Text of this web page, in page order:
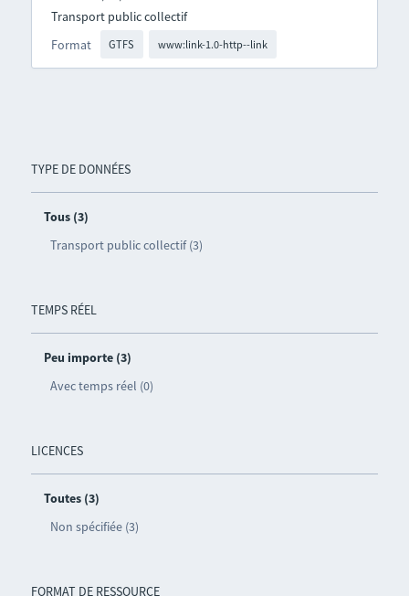
TYPE DE DONNÉES
Tous (3)
Transport public collectif (3)
TEMPS RÉEL
Peu importe (3)
Avec temps réel (0)
LICENCES
Toutes (3)
Non spécifiée (3)
FORMAT DE RESSOURCE
Format GTFS www:link-1.0-http--link
Transport public collectif